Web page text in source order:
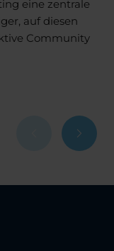
eine zentrale
auf diesen
Community